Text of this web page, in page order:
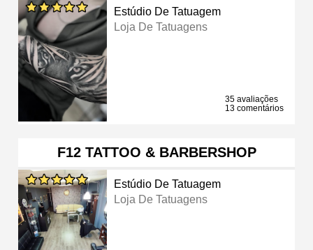
Estúdio De Tatuagem
Loja De Tatuagens
35 avaliações
13 comentários
F12 TATTOO & BARBERSHOP
Estúdio De Tatuagem
Loja De Tatuagens